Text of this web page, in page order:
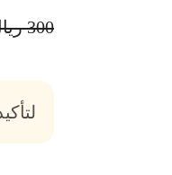
300